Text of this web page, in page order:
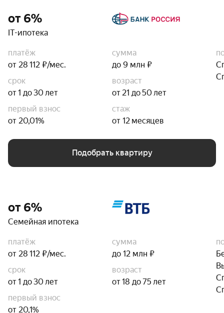
от 6%
IT-ипотека
платёж
от 28 112 ₽/мес.
сумма
до 9 млн ₽
срок
от 1 до 30 лет
возраст
от 21 до 50 лет
первый взнос
от 20,01%
стаж
от 12 месяцев
Подобрать квартиру
от 6%
Семейная ипотека
платёж
от 28 112 ₽/мес.
сумма
до 12 млн ₽
срок
от 1 до 30 лет
возраст
от 18 до 75 лет
первый взнос
от 20,1%